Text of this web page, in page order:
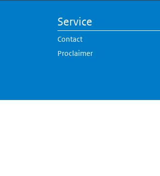
Service
Contact
Proclaimer